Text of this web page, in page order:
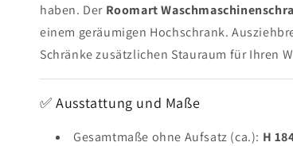
haben. Der Roomart
einem geräumigen Hochschrank.
Schränke zusätzlichen Stauraum für Ihren
✅ Ausstattung und Maße
Gesamtmaße ohne Aufsatz (ca.): H